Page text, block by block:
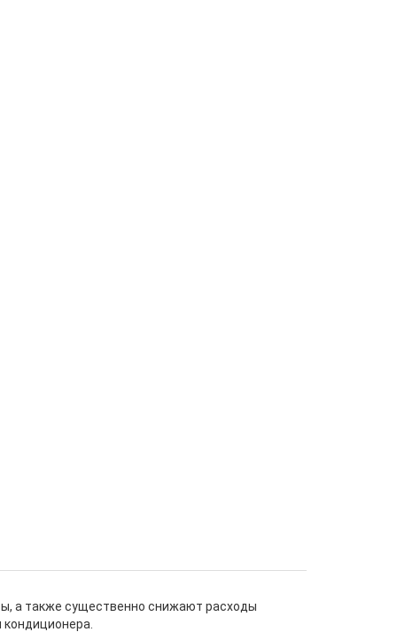
а также существенно снижают расходы